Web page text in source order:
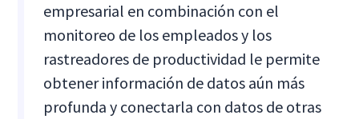
empresarial en combinación con el
monitoreo de los empleados y los
rastreadores de productividad le permite
obtener información de datos aún más
profunda y conectarla con datos de otras